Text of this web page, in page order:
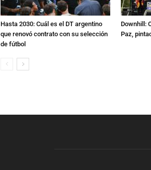
Hasta 2030: Cuál es el DT argentino
que renovó contrato con su selección
de fútbol
Downhill:
Paz,